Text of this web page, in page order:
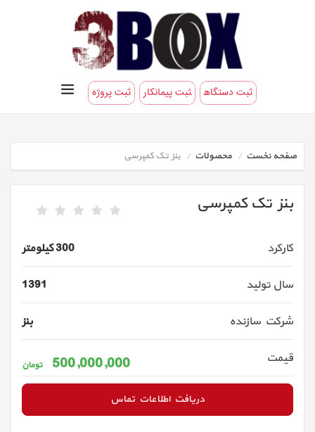
ثبت دستگاه ثبت پیمانکار ثبت پروژه
صفحه نخست محصولات بنز تک کمپرسی
بنز تک کمپرسی
کارکرد 300 کیلومتر
سال تولید 1391
شرکت سازنده بنز
قیمت 500,000,000 تومان
دریافت اطلاعات تماس